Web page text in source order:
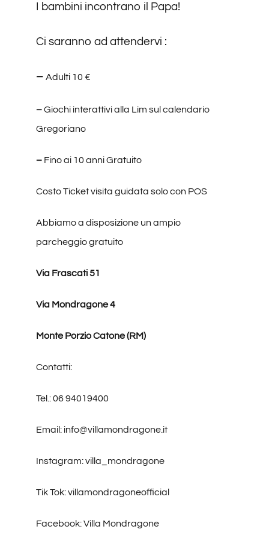
I bambini incontrano il Papa!
Ci saranno ad attendervi :
– Adulti 10 €
–Giochi interattivi alla Lim sul calendario
Gregoriano
– Fino ai 10 anni Gratuito
Costo Ticket visita guidata solo con POS
Abbiamo a disposizione un ampio
parcheggio gratuito
Via Frascati 51
Via Mondragone 4
Monte Porzio Catone (RM)
Contatti:
Tel.: 06 94019400
Email: info@villamondragone.it
Instagram: villa_mondragone
Tik Tok: villamondragoneofficial
Facebook: Villa Mondragone